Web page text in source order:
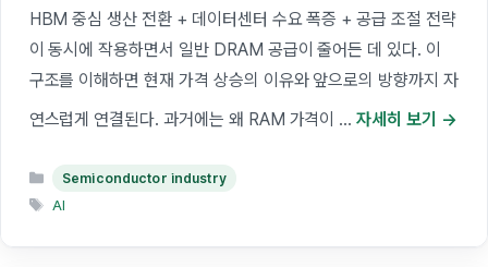
HBM 중심 생산 전환 + 데이터센터 수요 폭증 + 공급 조절 전략
이 동시에 작용하면서 일반 DRAM 공급이 줄어든 데 있다. 이
구조를 이해하면 현재 가격 상승의 이유와 앞으로의 방향까지 자
연스럽게 연결된다. 과거에는 왜 RAM 가격이 …자세히 보기
카Semiconductor industry
태
AI